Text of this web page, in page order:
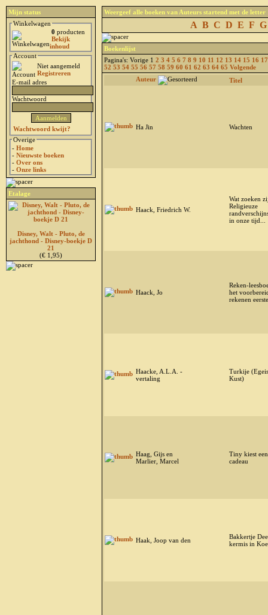
Mijn status
Winkelwagen
0 producten
Bekijk
inhoud
Account
Niet aangemeld
Registreren
E-mail adres
Wachtwoord
Wachtwoord kwijt?
Overige
- Home
- Nieuwste boeken
- Over ons
- Onze links
Etalage
Disney, Walt - Pluto, de
jachthond - Disney-boekje D
21
(€ 1,95)
Weergeef alle boeken van Auteurs startend met de letter
A B C D E F G
Boekenlijst
Pagina's: Vorige 1 2 3 4 5 6 7 8 9 10 11 12 13 14 15 16 17
52 53 54 55 56 57 58 59 60 61 62 63 64 65 Volgende
Auteur
Titel
Ha Jin Wachten
Haack, Friedrich W.
Wat zoeken
Religieuze
in onze tijd...
Haack, Jo
Reken-
het
rekenen
Haacke, A.L.A. -
vertaling
Turkije
Kust)
Haag, Gijs en
Marlier, Marcel
Tiny kiest een
cadeau
Haak, Joop van den
Bakkertje
kermis in